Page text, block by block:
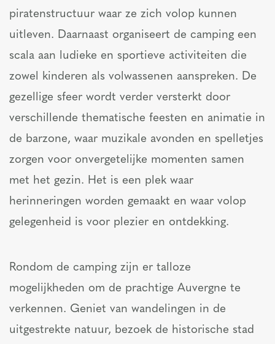
piratenstructuur waar ze zich volop kunnen
uitleven. Daarnaast organiseert de camping een
scala aan ludieke en sportieve activiteiten die
zowel kinderen als volwassenen aanspreken. De
gezellige sfeer wordt verder versterkt door
verschillende thematische feesten en animatie in
de barzone, waar muzikale avonden en spelletjes
zorgen voor onvergetelijke momenten samen
met het gezin. Het is een plek waar
herinneringen worden gemaakt en waar volop
gelegenheid is voor plezier en ontdekking.
Rondom de camping zijn er talloze
mogelijkheden om de prachtige Auvergne te
verkennen. Geniet van wandelingen in de
uitgestrekte natuur, bezoek de historische stad